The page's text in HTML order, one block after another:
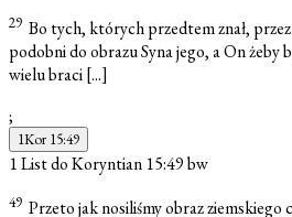
29 Bo tych, których przedtem znał,
podobni do obrazu Syna jego, a On żeby
wielu braci[...]
;
1Kor 15:49
1 List do Koryntian 15:49bw
49 Przeto jak nosiliśmy obraz ziemskiego